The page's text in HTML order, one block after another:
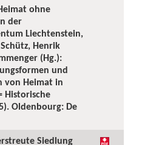
ohne
der
Liechtenstein,
Henrik
(Hg.):
und
von Heimat in
Historische
Oldenbourg: De
Siedlung